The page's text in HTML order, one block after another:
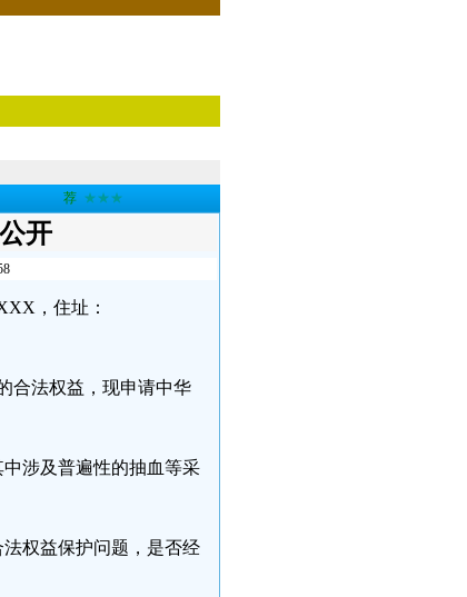
荐 ★★★
开
，住址：
合法权益，现申请中华
涉及普遍性的抽血等采
权益保护问题，是否经